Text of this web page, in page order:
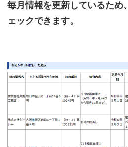
毎月情報を更新しているため
ェックできます。